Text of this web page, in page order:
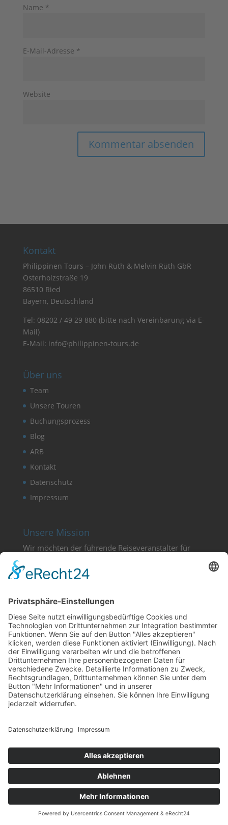
Name *
E-Mail-Adresse *
Website
Kontakt
Philippinen Tours – John Rüth & Melvin Rüth GbR
Osterholzstraße 19
86510 Ried
Bayern, Deutschland
Tel: 08202 / 49 29 880 (bitte nach Vereinbarung via E-
Mail)
E-Mail: info@philippinen-tours.de
Über uns
Team
Unsere Touren
Buchungsprozess
Blog
ARB
Kontakt
Datenschutz
Impressum
Unsere Mission
Wir möchten der führende Reiseveranstalter für
wollen wir mit einem hoch motivierten,
Wo man uns auch finden kann